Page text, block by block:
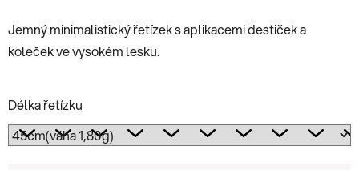
Jemný minimalistický řetízek s aplikacemi destiček a
koleček ve vysokém lesku.
Délka řetízku